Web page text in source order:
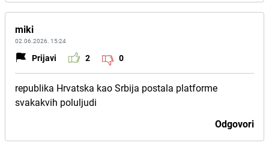
miki
02.06.2026. 15:24
Prijavi 2 0
republika Hrvatska kao Srbija postala platforme
svakakvih poluljudi
Odgovori